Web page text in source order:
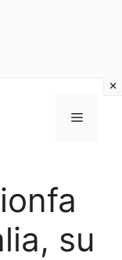
Menu
su